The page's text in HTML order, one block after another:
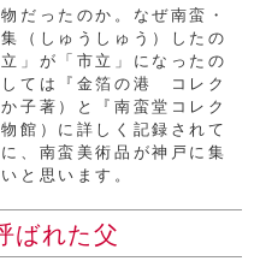
だったのか。なぜ南蛮・
（しゅうしゅう）したの
」が「市立」になったの
ては『金箔の港 コレク
子著）と『南蛮堂コレク
館）に詳しく記録されて
、南蛮美術品が神戸に集
と思います。
ばれた父